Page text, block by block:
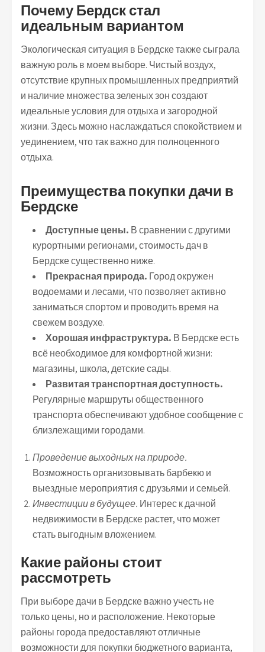
Почему Бердск стал
идеальным вариантом
Экологическая ситуация в Бердске также сыграла
важную роль в моем выборе. Чистый воздух,
отсутствие крупных промышленных предприятий
и наличие множества зеленых зон создают
идеальные условия для отдыха и загородной
жизни. Здесь можно наслаждаться спокойствием и
уединением, что так важно для полноценного
отдыха.
Преимущества покупки дачи в
Бердске
Доступные цены. В сравнении с другими
курортными регионами, стоимость дач в
Бердске существенно ниже.
Прекрасная природа. Город окружен
водоемами и лесами, что позволяет активно
заниматься спортом и проводить время на
свежем воздухе.
Хорошая инфраструктура. В Бердске есть
всё необходимое для комфортной жизни:
магазины, школа, детские сады.
Развитая транспортная доступность.
Регулярные маршруты общественного
транспорта обеспечивают удобное сообщение с
близлежащими городами.
Проведение выходных на природе.
Возможность организовывать барбекю и
выездные мероприятия с друзьями и семьей.
Инвестиции в будущее. Интерес к дачной
недвижимости в Бердске растет, что может
стать выгодным вложением.
Какие районы стоит
рассмотреть
При выборе дачи в Бердске важно учесть не
только цены, но и расположение. Некоторые
районы города предоставляют отличные
возможности для покупки бюджетного варианта,